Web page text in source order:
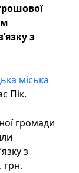
з
міська
Пік.
громади
з
грн.